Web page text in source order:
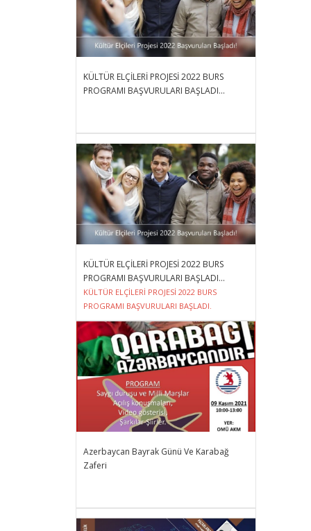
KÜLTÜR ELÇİLERİ PROJESİ 2022 BURS
PROGRAMI BAŞVURULARI BAŞLADI...
KÜLTÜR ELÇİLERİ PROJESİ 2022 BURS
PROGRAMI BAŞVURULARI BAŞLADI...
KÜLTÜR ELÇİLERİ PROJESİ 2022 BURS
PROGRAMI BAŞVURULARI BAŞLADI.
Azerbaycan Bayrak Günü Ve Karabağ
Zaferi